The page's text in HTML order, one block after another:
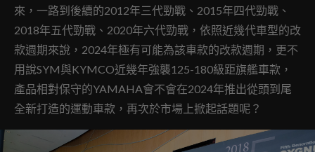
來，一路到後續的2012年三代勁戰、2015年四代勁戰、
2018年五代勁戰、2020年六代勁戰，依照近幾代車型的改
款週期來說，2024年極有可能為該車款的改款週期，更不
用說SYM與KYMCO近幾年強襲125-180級距旗艦車款，
產品相對保守的YAMAHA會不會在2024年推出從頭到尾
全新打造的運動車款，再次於市場上掀起話題呢？